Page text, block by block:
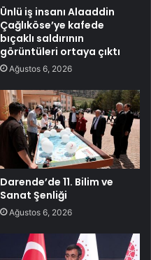
Ünlü iş insanı Alaaddin
Çağlıköse’ye kafede
bıçaklı saldırının
görüntüleri ortaya çıktı
Ağustos 6, 2026
Darende’de 11. Bilim ve
Sanat Şenliği
Ağustos 6, 2026